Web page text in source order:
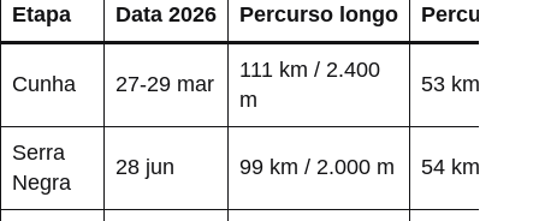
Etapa Data 2026 Percurso longo Percurso
Cunha 27-29 mar
111 km / 2.400
m
53 km
Serra
Negra
28 jun 99 km / 2.000 m 54 km / 950